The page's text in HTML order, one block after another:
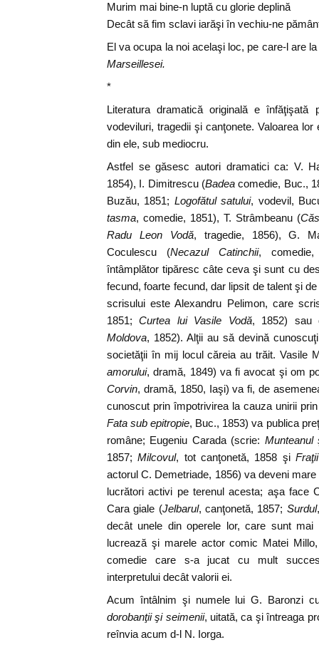
Murim mai bine-n luptă cu glorie deplină
Decât să fim sclavi iarăşi în vechiu-ne
El va ocupa la noi acelaşi loc, pe care-l are
Marseillesei.
*
Literatura dramatică originală e
vodeviluri, tragedii şi canţonete. Valoarea
din ele, sub mediocru.
Astfel se găsesc autori dramatici ca: V.
1854), I. Dimitrescu (Badea comedie, Buc.,
Buzău, 1851; Logofătul satului, vodevil,
tasma, comedie, 1851), T. Strâmbeanu (
Radu Leon Vodă, tragedie, 1856), G.
Coculescu (Necazul Catinchii,
întâmplător tipăresc câte ceva şi sunt cu
fecund, foarte fecund, dar lipsit de talent şi
scrisului este Alexandru Pelimon, care
1851;Curtea lui Vasile Vodă, 1852) sau
Moldova, 1852). Alţii au să devină
societăţii în mij locul căreia au trăit. Vasile
amorului, dramă, 1849) va fi avocat şi om
Corvin, dramă, 1850, Iaşi) va fi, de
cunoscut prin împotrivirea la cauza unirii
Fata sub epitropie, Buc., 1853) va publica
române; Eugeniu Carada (scrie: Munteanul
1857;Milcovul, tot canţonetă, 1858 şi
actorul C. Demetriade, 1856) va deveni
lucrători activi pe terenul acesta; aşa face
Cara giale (Jelbarul, canţonetă, 1857; Surdul
decât unele din operele lor, care sunt mai
lucrează şi marele actor comic Matei
comedie care s-a jucat cu mult
interpretului decât valorii ei.
Acum întâlnim şi numele lui G. Baronzi
dorobanţii şi seimenii, uitată, ca şi întreaga
reînvia acum d-l N. Iorga.